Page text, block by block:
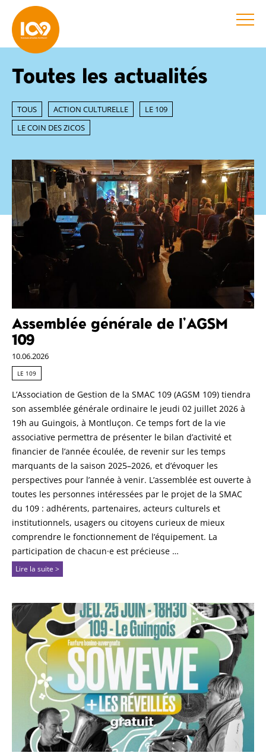
Toutes les actualités
TOUS ACTION CULTURELLE
LE 109
LE COIN DES ZICOS
Assemblée générale de l’AGSM
109
10.06.2026
LE 109
L’Association de Gestion de la SMAC 109 (AGSM 109) tiendra
son assemblée générale ordinaire le jeudi 02 juillet 2026 à
19h au Guingois, à Montluçon. Ce temps fort de la vie
associative permettra de présenter le bilan d’activité et
financier de l’année écoulée, de revenir sur les temps
marquants de la saison 2025–2026, et d’évoquer les
perspectives pour l’année à venir. L’assemblée est ouverte à
toutes les personnes intéressées par le projet de la SMAC
du 109 : adhérents, partenaires, acteurs culturels et
institutionnels, usagers ou citoyens curieux de mieux
comprendre le fonctionnement de l’équipement. La
participation de chacun·e est précieuse …
Lire la suite >